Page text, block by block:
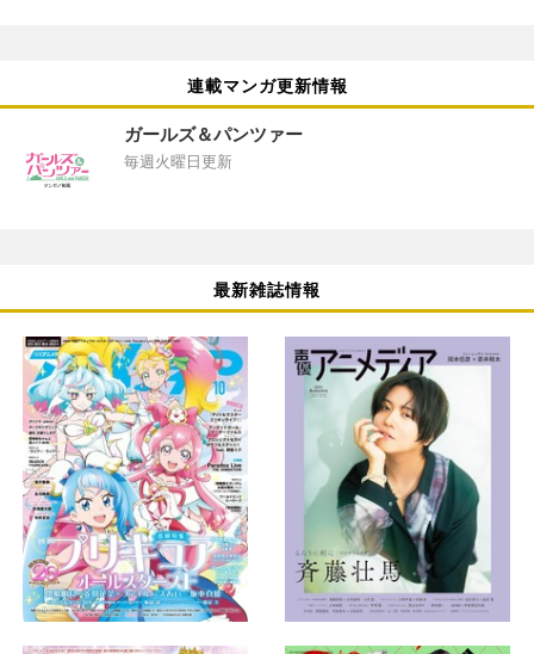
連載マンガ更新情報
ガールズ＆パンツァー
毎週火曜日更新
最新雑誌情報